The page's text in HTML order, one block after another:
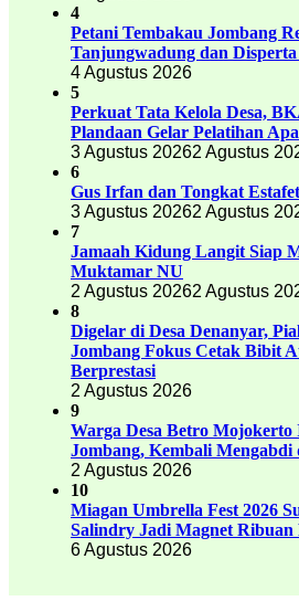
4
Petani Tembakau Jombang
Tanjungwadung dan
4 Agustus 2026
5
Perkuat Tata Kelola Desa,
Plandaan Gelar Pelatihan
3 Agustus 20262 Agustus
6
Gus Irfan dan Tongkat
3 Agustus 20262 Agustus
7
Jamaah Kidung Langit Siap
Muktamar NU
2 Agustus 20262 Agustus
8
Digelar di Desa Denanyar,
Jombang Fokus Cetak Bibit
Berprestasi
2 Agustus 2026
9
Warga Desa Betro
Jombang, Kembali Mengabdi
2 Agustus 2026
10
Miagan Umbrella Fest 2026
Salindry Jadi Magnet Ribuan
6 Agustus 2026